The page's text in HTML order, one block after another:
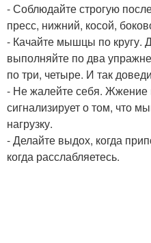
- Соблюдайте строгую
пресс, нижний, косой,
- Качайте мышцы по кругу.
выполняйте по два
по три, четыре. И так
- Не жалейте себя. Жжение
сигнализирует о том, что
нагрузку.
- Делайте выдох, когда
когда расслабляетесь.